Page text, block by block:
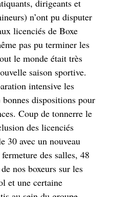
dirigeants et
n’ont pu disputer
licenciés de Boxe
pas pu terminer les
le monde était très
saison sportive.
intensive les
dispositions pour
Coup de tonnerre le
des licenciés
30 avec un nouveau
des salles, 48
nos boxeurs sur les
et une certaine